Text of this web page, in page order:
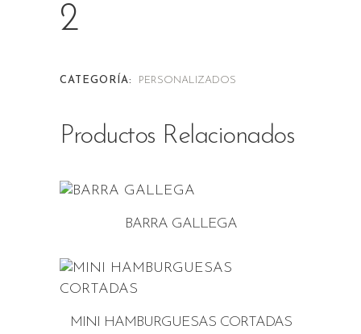
2
CATEGORÍA: PERSONALIZADOS
Productos Relacionados
BARRA GALLEGA
MINI HAMBURGUESAS CORTADAS